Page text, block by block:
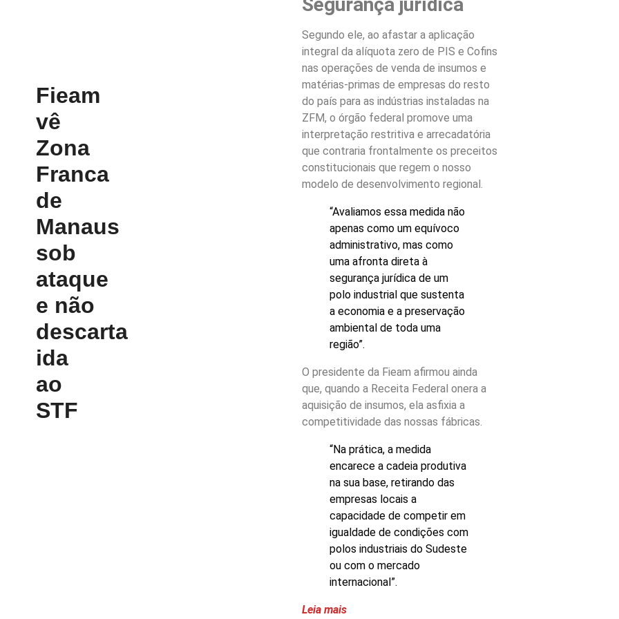
Fieam
vê
Zona
Franca
de
Manaus
sob
ataque
e não
descarta
ida
ao
STF
Segundo ele, ao afastar a aplicação
integral da alíquota zero de PIS e Cofins
nas operações de venda de insumos e
matérias-primas de empresas do resto
do país para as indústrias instaladas na
ZFM, o órgão federal promove uma
interpretação restritiva e arrecadatória
que contraria frontalmente os preceitos
constitucionais que regem o nosso
modelo de desenvolvimento regional.
“Avaliamos essa medida não
apenas como um equívoco
administrativo, mas como
uma afronta direta à
segurança jurídica de um
polo industrial que sustenta
a economia e a preservação
ambiental de toda uma
região”.
O presidente da Fieam afirmou ainda
que, quando a Receita Federal onera a
aquisição de insumos, ela asfixia a
competitividade das nossas fábricas.
“Na prática, a medida
encarece a cadeia produtiva
na sua base, retirando das
empresas locais a
capacidade de competir em
igualdade de condições com
polos industriais do Sudeste
ou com o mercado
internacional”.
Leia mais